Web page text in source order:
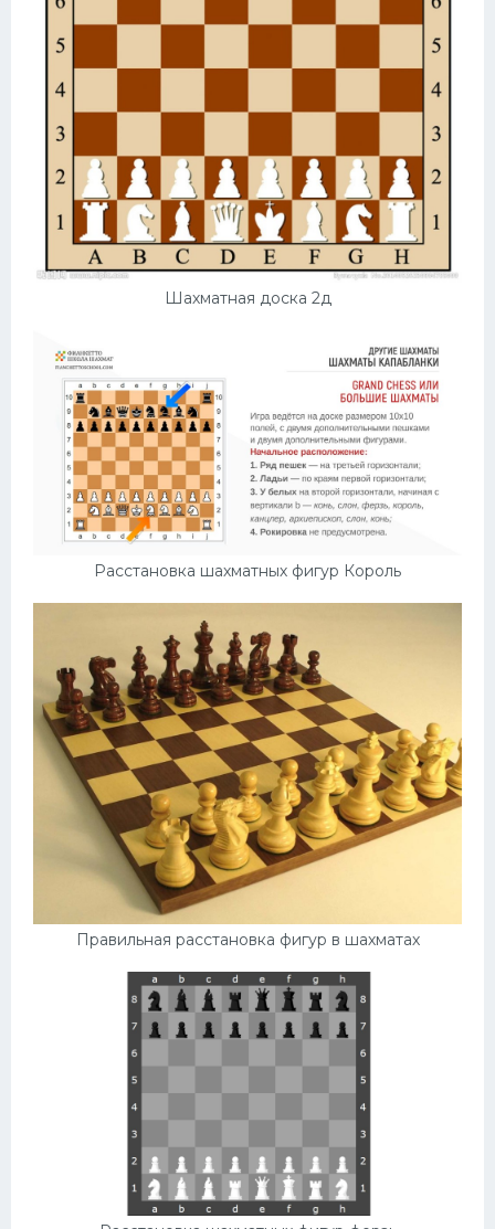
Шахматная доска 2д
Расстановка шахматных фигур Король
Правильная расстановка фигур в шахматах